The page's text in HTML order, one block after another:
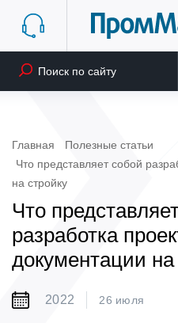
Главная
Полезные статьи
Что представляет собой
на стройку
Что
разработка
документации на
2022 26 июля